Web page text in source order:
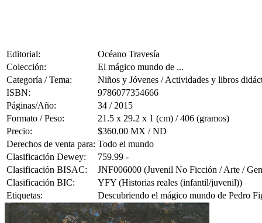
Editorial:
Océano Travesía
Colección:
El mágico mundo de ...
Categoría / Tema:
Niños y Jóvenes / Actividades y libros
ISBN:
9786077354666
Páginas/Año:
34 / 2015
Formato / Peso:
21.5 x 29.2 x 1 (cm) / 406 (gramos)
Precio:
$360.00 MX / ND
Derechos de venta para: Todo el mundo
Clasificación Dewey:
759.99 -
Clasificación BISAC:
JNF006000 (Juvenil No Ficción / Arte /
Clasificación BIC:
YFY (Historias reales (infantil/juvenil))
Etiquetas:
Descubriendo el mágico mundo de Pedro